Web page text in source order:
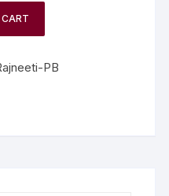
PB